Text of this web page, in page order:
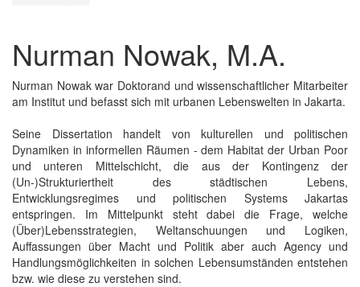
Nurman Nowak, M.A.
Nurman Nowak war Doktorand und wissenschaftlicher Mitarbeiter
am Institut und befasst sich mit urbanen Lebenswelten in Jakarta.
Seine Dissertation handelt von kulturellen und politischen
Dynamiken in informellen Räumen - dem Habitat der Urban Poor
und unteren Mittelschicht, die aus der Kontingenz der
(Un-)Strukturiertheit des städtischen Lebens,
Entwicklungsregimes und politischen Systems Jakartas
entspringen. Im Mittelpunkt steht dabei die Frage, welche
(Über)Lebensstrategien, Weltanschuungen und Logiken,
Auffassungen über Macht und Politik aber auch Agency und
Handlungsmöglichkeiten in solchen Lebensumständen entstehen
bzw. wie diese zu verstehen sind.